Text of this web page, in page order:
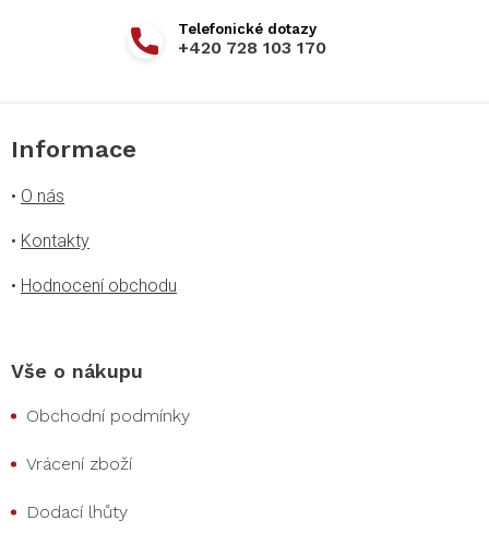
+420 728 103 170
Informace
• O nás
• Kontakty
• Hodnocení obchodu
Vše o nákupu
Obchodní podmínky
Vrácení zboží
Dodací lhůty